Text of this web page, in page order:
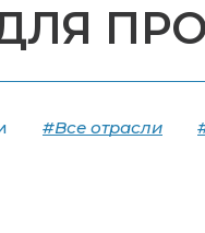
#Все отрасли